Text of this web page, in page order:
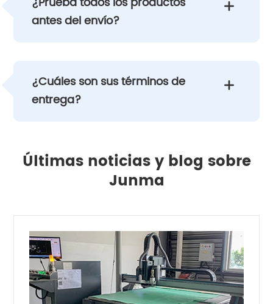
antes del envío?

¿Cuáles son sus términos de
entrega?

Últimas noticias y blog sobre
Junma